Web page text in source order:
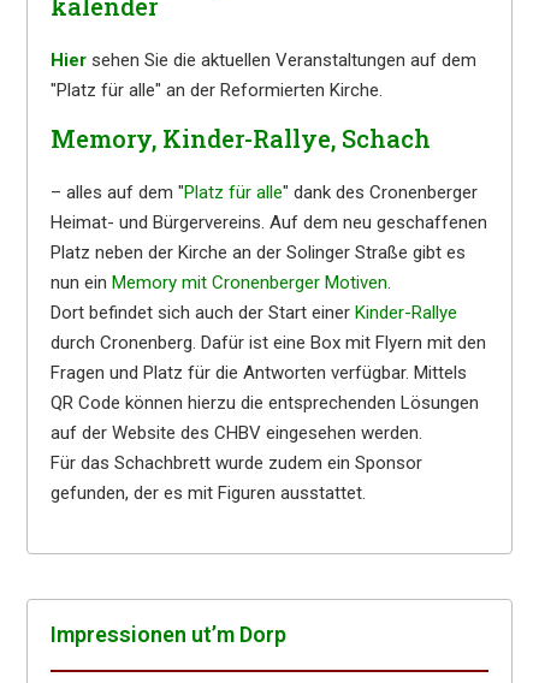
Hier sehen Sie die aktuellen Veranstaltungen auf dem
"Platz für alle" an der Reformierten Kirche.
Memory, Kinder-Rallye, Schach
– alles auf dem "Platz für alle" dank des Cronenberger
Heimat- und Bürgervereins. Auf dem neu geschaffenen
Platz neben der Kirche an der Solinger Straße gibt es
nun ein Memory mit Cronenberger Motiven.
Dort befindet sich auch der Start einer Kinder-Rallye
durch Cronenberg. Dafür ist eine Box mit Flyern mit den
Fragen und Platz für die Antworten verfügbar. Mittels
QR Code können hierzu die entsprechenden Lösungen
auf der Website des CHBV eingesehen werden.
Für das Schachbrett wurde zudem ein Sponsor
gefunden, der es mit Figuren ausstattet.
Impres­sio­nen ut’m Dorp